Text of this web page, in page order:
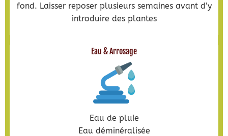
fond. Laisser reposer plusieurs semaines avant d’y
introduire des plantes
Eau & Arrosage
Eau de pluie
Eau déminéralisée